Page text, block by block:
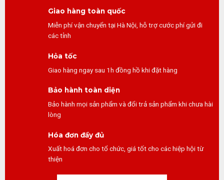
Giao hàng toàn quốc
Miễn phí vận chuyển tại Hà Nội, hỗ trợ cước phí gửi đi
các tỉnh
Hỏa tốc
Giao hàng ngay sau 1h đồng hồ khi đặt hàng
Bảo hành toàn diện
Bảo hành mọi sản phẩm và đổi trả sản phẩm khi chưa hài
lòng
Hóa đơn đầy đủ
Xuất hoá đơn cho tổ chức, giá tốt cho các hiệp hội từ
thiện